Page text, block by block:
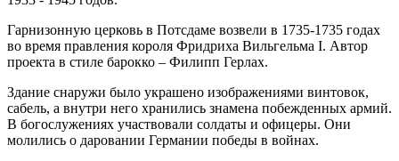
Гарнизонную церковь в Потсдаме возвели в 1735-1735 годах
во время правления короля Фридриха Вильгельма I. Автор
проекта в стиле барокко – Филипп Герлах.
Здание снаружи было украшено изображениями винтовок,
сабель, а внутри него хранились знамена побежденных армий.
В богослужениях участвовали солдаты и офицеры. Они
молились о даровании Германии победы в войнах.